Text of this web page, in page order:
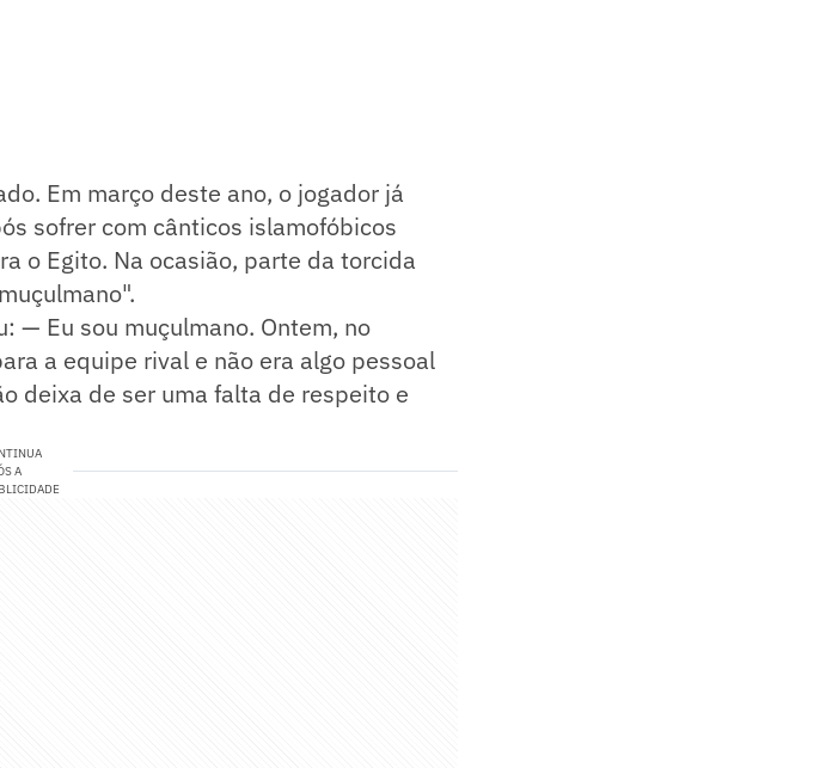
Em março deste ano, o jogador já
sofrer com cânticos islamofóbicos
o Egito. Na ocasião, parte da torcida
— Eu sou muçulmano. Ontem, no
a equipe rival e não era algo pessoal
deixa de ser uma falta de respeito e
A